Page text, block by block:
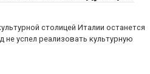
столицей Италии останется
не успел реализовать культурную